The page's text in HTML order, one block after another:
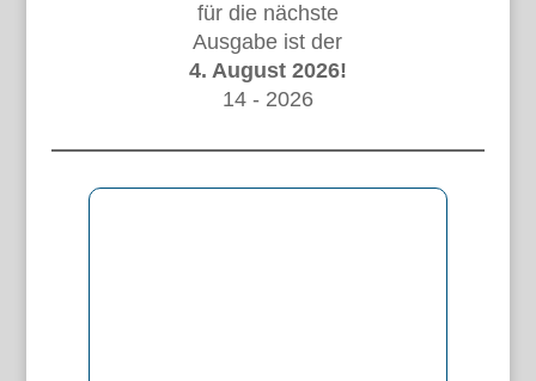
für die nächste
Ausgabe ist der
4. August 2026!
14 - 2026